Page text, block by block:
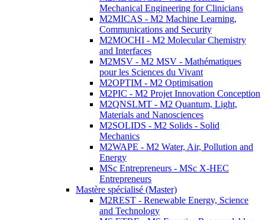
Mechanical Engineering for Clinicians
M2MICAS - M2 Machine Learning,
Communications and Security
M2MOCHI - M2 Molecular Chemistry
and Interfaces
M2MSV - M2 MSV - Mathématiques
pour les Sciences du Vivant
M2OPTIM - M2 Optimisation
M2PIC - M2 Projet Innovation Conception
M2QNSLMT - M2 Quantum, Light,
Materials and Nanosciences
M2SOLIDS - M2 Solids - Solid
Mechanics
M2WAPE - M2 Water, Air, Pollution and
Energy
MSc Entrepreneurs - MSc X-HEC
Entrepreneurs
Mastère spécialisé (Master)
M2REST - Renewable Energy, Science
and Technology